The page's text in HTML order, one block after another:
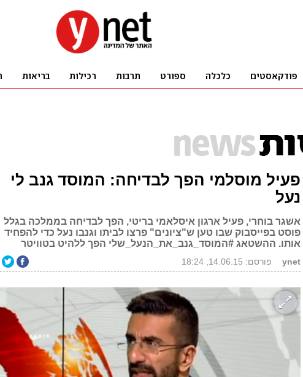
פעיל מוסלמי הפך לבדיחה: המוסד גנב לי
נעל
אשגר בוחרי, פעיל ארגון איסלאמי בריטי, הפך לבדיחה בממלכה בגלל
פוסט בפייסבוק שבו טען ש"ציונים" פרצו לביתו וגנבו נעל כדי להפחיד
אותו. ההשטאג #המוסד_גנב_את_הנעל_שלי הפך ללהיט בטוויטר
ynet פורסם: 14.06.15, 18:24